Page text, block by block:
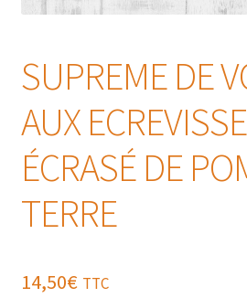
SUPREME DE
AUX
ÉCRASÉ DE
TERRE
14,50€ TTC